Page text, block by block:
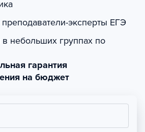
эксперты ЕГЭ
в небольших группах по
гарантия
на бюджет